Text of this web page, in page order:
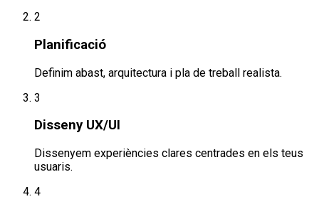
2
Planificació
Definim abast, arquitectura i pla de treball realista.
3
Disseny UX/UI
Dissenyem experiències clares centrades en els teus
usuaris.
4